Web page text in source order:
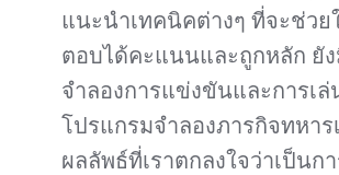
แนะนำเทคนิคต่างๆ ที่จะช่วย
ตอบได้คะแนนและถูกหลัก ยั
จำลองการแข่งขันและการเล่
โปรแกรมจำลองภารกิจทหาร
ผลลัพธ์ที่เราตกลงใจว่าเป็นก